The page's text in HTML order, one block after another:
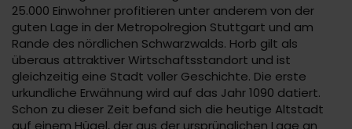
25.000 Einwohner profitieren unter anderem von der
guten Lage in der Metropolregion Stuttgart und am
Rande des nördlichen Schwarzwalds. Horb gilt als
überaus attraktiver Wirtschaftsstandort und ist
gleichzeitig eine Stadt voller Geschichte. Die erste
urkundliche Erwähnung wird auf das Jahr 1090 datiert.
Schon zu dieser Zeit befand sich die heutige Altstadt
auf einem Hügel, der aus der ursprünglichen Lage an